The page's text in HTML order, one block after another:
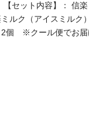
【セット内容】： 信
ルク（アイスミルク
2個 ※クール便でお届